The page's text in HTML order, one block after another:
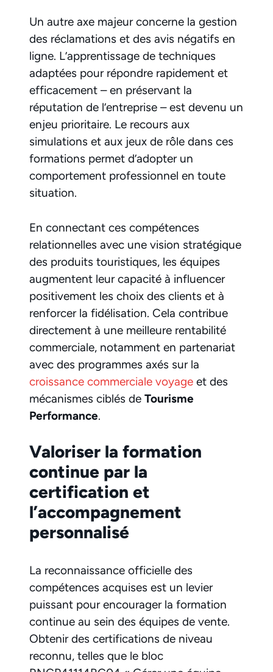
Un autre axe majeur concerne la gestion
des réclamations et des avis négatifs en
ligne. L’apprentissage de techniques
adaptées pour répondre rapidement et
efficacement – en préservant la
réputation de l’entreprise – est devenu un
enjeu prioritaire. Le recours aux
simulations et aux jeux de rôle dans ces
formations permet d’adopter un
comportement professionnel en toute
situation.
En connectant ces compétences
relationnelles avec une vision stratégique
des produits touristiques, les équipes
augmentent leur capacité à influencer
positivement les choix des clients et à
renforcer la fidélisation. Cela contribue
directement à une meilleure rentabilité
commerciale, notamment en partenariat
avec des programmes axés sur la
croissance commerciale voyage et des
mécanismes ciblés de Tourisme
Performance.
Valoriser la formation
continue par la
certification et
l’accompagnement
personnalisé
La reconnaissance officielle des
compétences acquises est un levier
puissant pour encourager la formation
continue au sein des équipes de vente.
Obtenir des certifications de niveau
reconnu, telles que le bloc